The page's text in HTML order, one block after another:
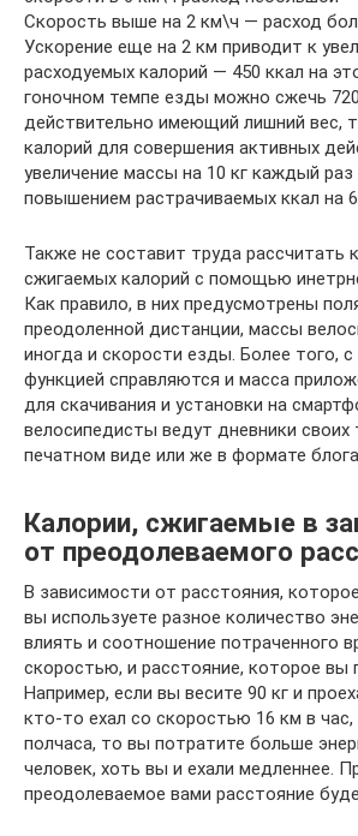
Скорость выше на 2 км\ч — расход
Ускорение еще на 2 км приводит к
расходуемых калорий — 450 ккал на
гоночном темпе езды можно сжечь
действительно имеющий лишний вес,
калорий для совершения активных
увеличение массы на 10 кг каждый
повышением растрачиваемых ккал на
Также не составит труда рассчитать
сжигаемых калорий с помощью
Как правило, в них предусмотрены
преодоленной дистанции, массы
иногда и скорости езды. Более того,
функцией справляются и масса
для скачивания и установки на
велосипедисты ведут дневники своих
печатном виде или же в формате блога.
Калории, сжигаемые в
от преодолеваемого
В зависимости от расстояния,
вы используете разное количество
влиять и соотношение потраченного
скоростью, и расстояние, которое вы
Например, если вы весите 90 кг и
кто-то ехал со скоростью 16 км в час,
полчаса, то вы потратите больше
человек, хоть вы и ехали медленнее.
преодолеваемое вами расстояние